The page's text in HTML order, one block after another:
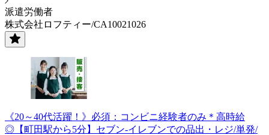
派遣労働者
株式会社ロフティー/CA10021026
《20～40代活躍！》必須：コンビニ経験者のみ＊高時給
◎【町田駅から5分】セブン-イレブンでの品出・レジ/単発/